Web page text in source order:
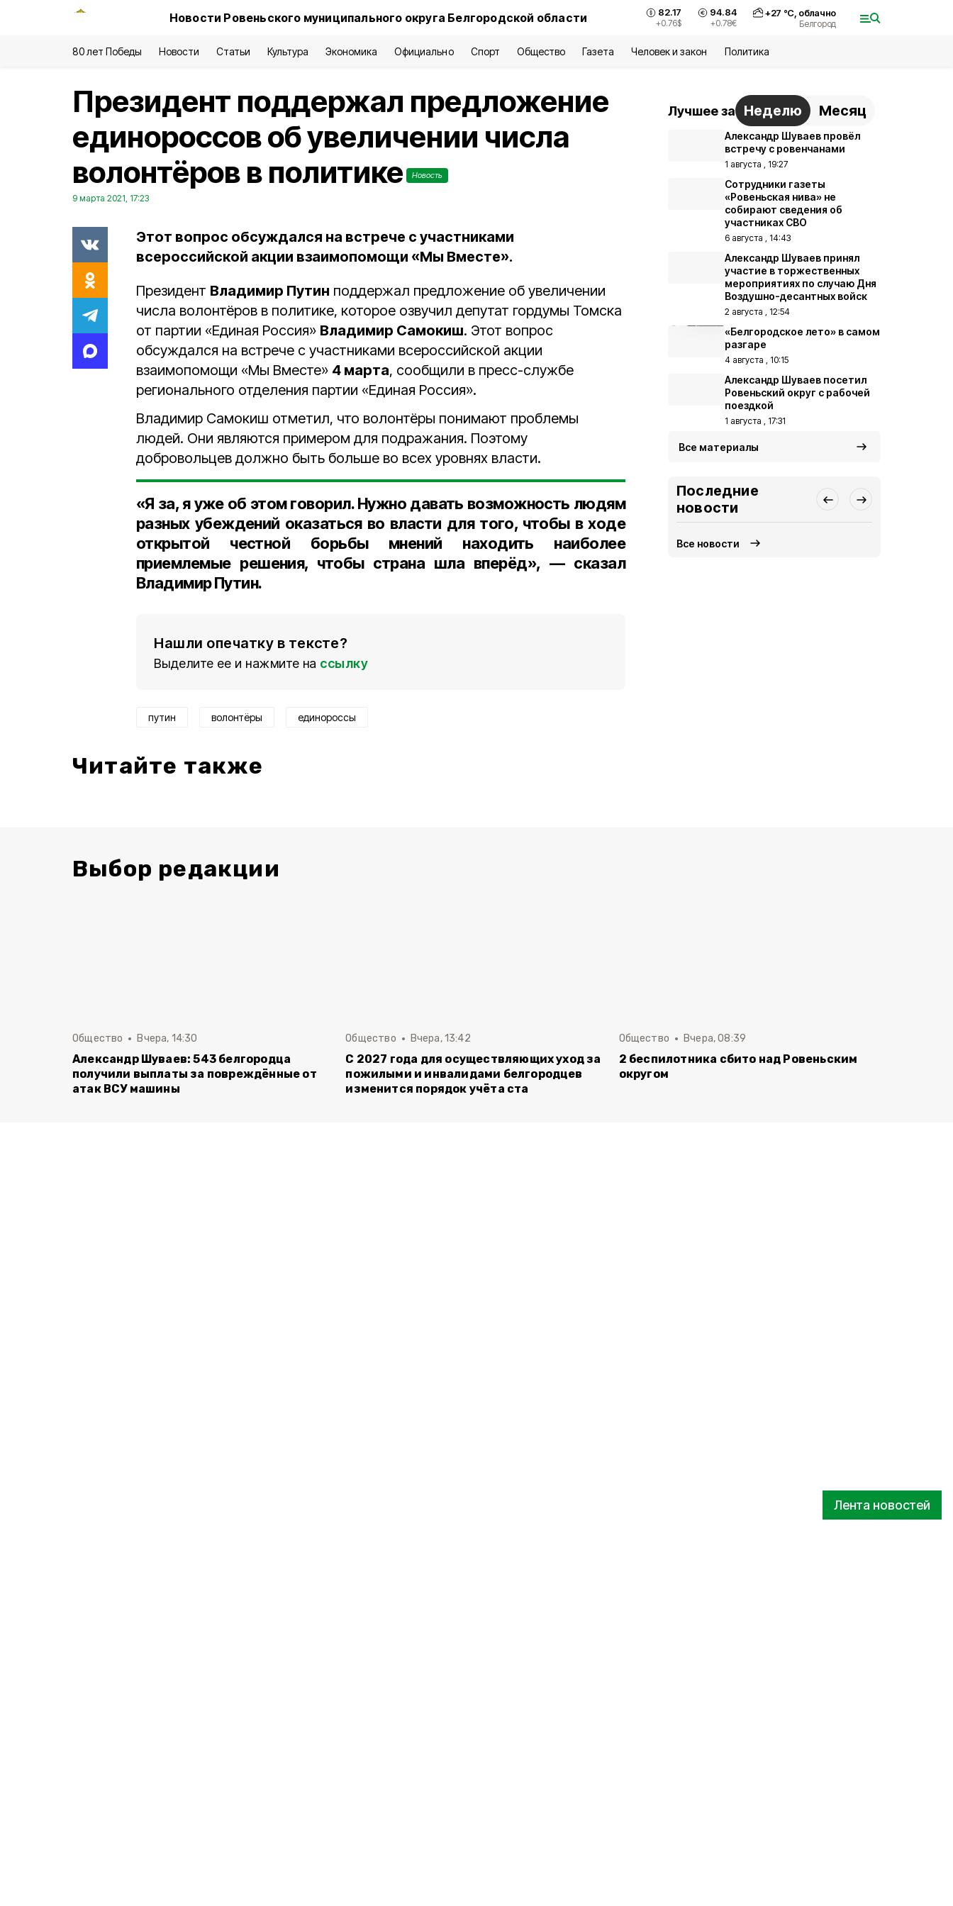
Новости Ровеньского муниципального округа Белгородской области 82.17
+0.76$
94.84
+0.78€
+27 °С, облачно
Белгород
80 лет Победы Новости Статьи Культура Экономика Официально Спорт Общество Газета Человек и закон Политика
Лента новостей
Президент поддержал предложение
единороссов об увеличении числа
волонтёров в политике
Новость
9 марта 2021, 17:23
Этот вопрос обсуждался на встрече с участниками
всероссийской акции взаимопомощи «Мы Вместе».
Президент Владимир Путин поддержал предложение об увеличении
числа волонтёров в политике, которое озвучил депутат гордумы Томска
от партии «Единая Россия» Владимир Самокиш. Этот вопрос
обсуждался на встрече с участниками всероссийской акции
взаимопомощи «Мы Вместе» 4 марта, сообщили в пресс-службе
регионального отделения партии «Единая Россия».
Владимир Самокиш отметил, что волонтёры понимают проблемы
людей. Они являются примером для подражания. Поэтому
добровольцев должно быть больше во всех уровнях власти.
«Я за, я уже об этом говорил. Нужно давать возможность людям
разных убеждений оказаться во власти для того, чтобы в ходе
открытой честной борьбы мнений находить наиболее
приемлемые решения, чтобы страна шла вперёд», — сказал
Владимир Путин.
Нашли опечатку в тексте?
Выделите ее и нажмите на ссылку
путин волонтёры единороссы
Читайте также
Лучшее за Неделю Месяц
Александр Шуваев провёл
встречу с ровенчанами
1 августа , 19:27
Сотрудники газеты
«Ровеньская нива» не
собирают сведения об
участниках СВО
6 августа , 14:43
Александр Шуваев принял
участие в торжественных
мероприятиях по случаю Дня
Воздушно-десантных войск
2 августа , 12:54
«Белгородское лето» в самом
разгаре
4 августа , 10:15
Александр Шуваев посетил
Ровеньский округ с рабочей
поездкой
1 августа , 17:31
Все материалы
Последние
новости
Все новости
Выбор редакции
Общество Вчера, 14:30
Александр Шуваев: 543 белгородца
получили выплаты за повреждённые от
атак ВСУ машины
Общество Вчера, 13:42
С 2027 года для осуществляющих уход за
пожилыми и инвалидами белгородцев
изменится порядок учёта ста
Общество Вчера, 08:39
2 беспилотника сбито над Ровеньским
округом